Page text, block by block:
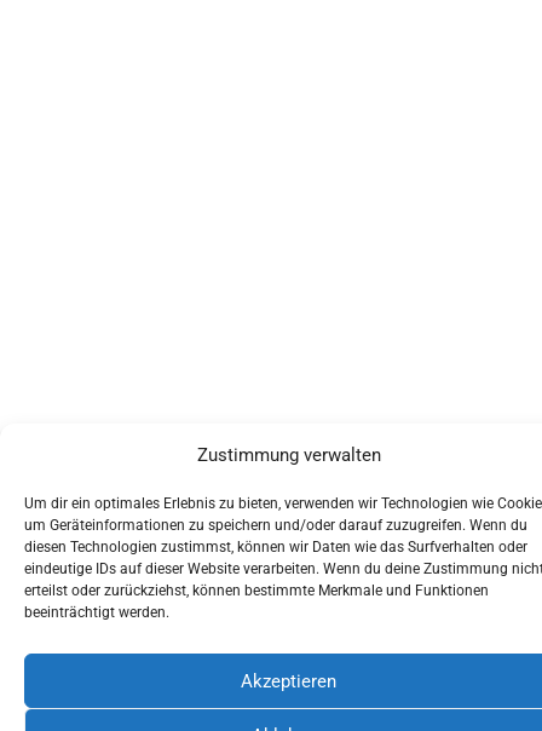
Zustimmung verwalten
Um dir ein optimales Erlebnis zu bieten, verwenden wir Technologien wie
um Geräteinformationen zu speichern und/oder darauf zuzugreifen. Wenn du
diesen Technologien zustimmst, können wir Daten wie das Surfverhalten oder
eindeutige IDs auf dieser Website verarbeiten. Wenn du deine Zustimmung
erteilst oder zurückziehst, können bestimmte Merkmale und Funktionen
beeinträchtigt werden.
Akzeptieren